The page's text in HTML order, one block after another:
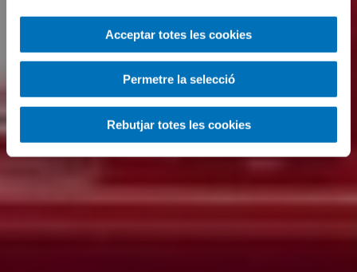
Acceptar totes les cookies
Permetre la selecció
Rebutjar totes les cookies